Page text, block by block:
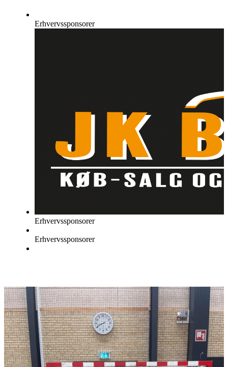
Erhvervssponsorer
Erhvervssponsorer
Erhvervssponsorer